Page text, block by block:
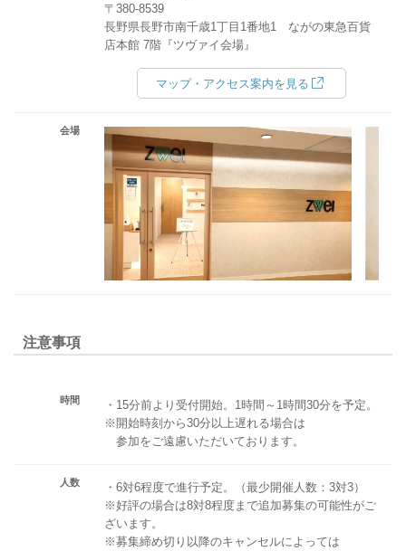
〒380-8539
長野県長野市南千歳1丁目1番地1 ながの東急百貨
店本館 7階『ツヴァイ会場』
マップ・アクセス案内を見る
会場
注意事項
時間
・15分前より受付開始。1時間～1時間30分を予定。
※開始時刻から30分以上遅れる場合は
参加をご遠慮いただいております。
人数
・6対6程度で進行予定。（最少開催人数：3対3）
※好評の場合は8対8程度まで追加募集の可能性がご
ざいます。
※募集締め切り以降のキャンセルによっては